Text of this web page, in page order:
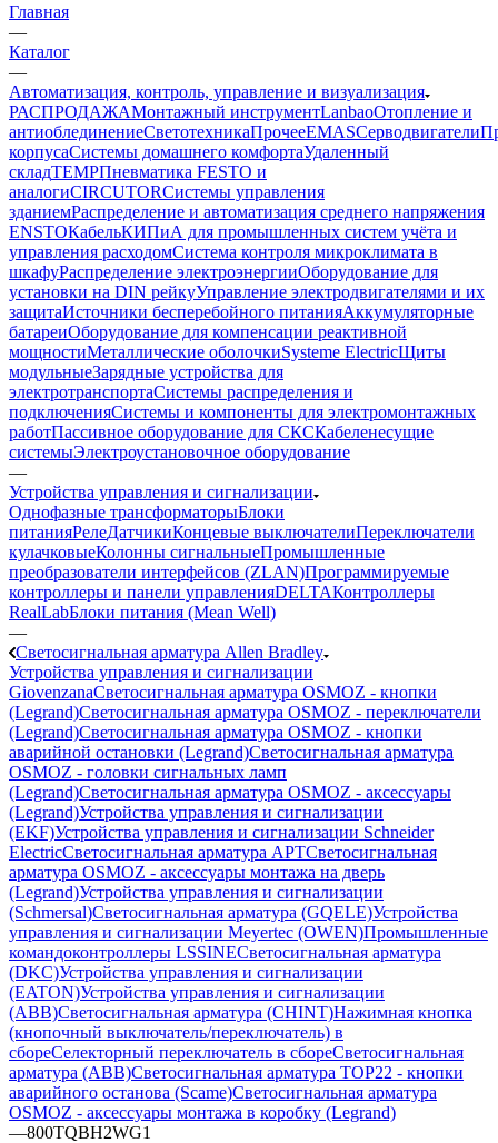
Главная
—
Каталог
—
Автоматизация, контроль, управление и визуализация
РАСПРОДАЖАМонтажный инструментLanbaoОтопление и
антиоблединениеСветотехникаПрочееEMASCерводвигатели
корпусаСистемы домашнего комфортаУдаленный
складTEMPПневматика FESTO и
аналогиCIRCUTORСистемы управления
зданиемРаспределение и автоматизация среднего напряжения
ENSTOКабельКИПиА для промышленных систем учёта и
управления расходомСистема контроля микроклимата в
шкафуРаспределение электроэнергииОборудование для
установки на DIN рейкуУправление электродвигателями и их
защитаИсточники бесперебойного питанияАккумуляторные
батареиОборудование для компенсации реактивной
мощностиМеталлические оболочкиSysteme ElectricЩиты
модульныеЗарядные устройства для
электротранспортаСистемы распределения и
подключенияСистемы и компоненты для электромонтажных
работПассивное оборудование для СКСКабеленесущие
системыЭлектроустановочное оборудование
—
Устройства управления и сигнализации
Однофазные трансформаторыБлоки
питанияРелеДатчикиКонцевые выключателиПереключатели
кулачковыеКолонны сигнальныеПромышленные
преобразователи интерфейсов (ZLAN)Программируемые
контроллеры и панели управленияDELTAКонтроллеры
RealLabБлоки питания (Mean Well)
—
Светосигнальная арматура Allen Bradley
Устройства управления и сигнализации
GiovenzanaСветосигнальная арматура OSMOZ - кнопки
(Legrand)Светосигнальная арматура OSMOZ - переключатели
(Legrand)Светосигнальная арматура OSMOZ - кнопки
аварийной остановки (Legrand)Светосигнальная арматура
OSMOZ - головки сигнальных ламп
(Legrand)Светосигнальная арматура OSMOZ - аксессуары
(Legrand)Устройства управления и сигнализации
(EKF)Устройства управления и сигнализации Schneider
ElectricСветосигнальная арматура APTСветосигнальная
арматура OSMOZ - аксессуары монтажа на дверь
(Legrand)Устройства управления и сигнализации
(Schmersal)Светосигнальная арматура (GQELE)Устройства
управления и сигнализации Meyertec (OWEN)Промышленные
командоконтроллеры LSSINEСветосигнальная арматура
(DKC)Устройства управления и сигнализации
(EATON)Устройства управления и сигнализации
(ABB)Светосигнальная арматура (CHINT)Нажимная кнопка
(кнопочный выключатель/переключатель) в
сбореСелекторный переключатель в сбореСветосигнальная
арматура (ABB)Светосигнальная арматура TOP22 - кнопки
аварийного останова (Scame)Светосигнальная арматура
OSMOZ - аксессуары монтажа в коробку (Legrand)
—800TQBH2WG1